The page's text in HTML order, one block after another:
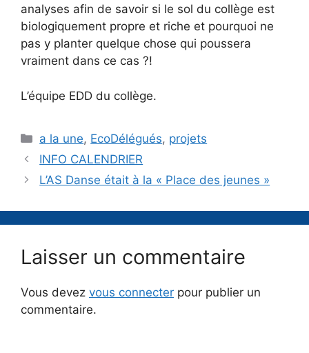
analyses afin de savoir si le sol du collège est
biologiquement propre et riche et pourquoi ne
pas y planter quelque chose qui poussera
vraiment dans ce cas ?!
L’équipe EDD du collège.
Catégories
a la une, EcoDélégués, projets
INFO CALENDRIER
L’AS Danse était à la « Place des jeunes »
Laisser un commentaire
Vous devez vous connecter pour publier un
commentaire.